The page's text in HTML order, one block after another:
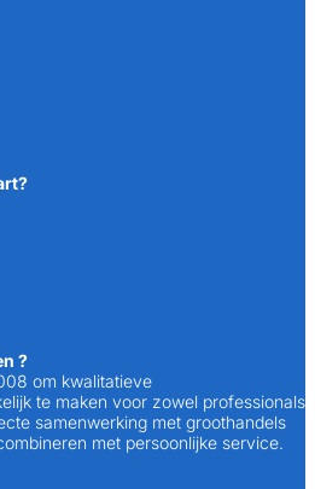
?
om kwalitatieve
te maken voor zowel professionals
samenwerking met groothandels
met persoonlijke service.